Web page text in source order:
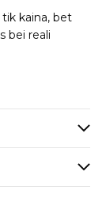
kaina, bet
bei reali